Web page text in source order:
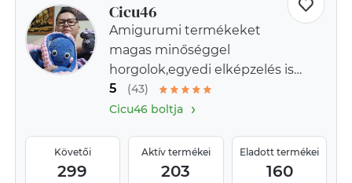
Cicu46
Amigurumi termékeket
magas minőséggel
horgolok,egyedi elképzelés is
megvalósítható.
5
(43)
Cicu46 boltja›
Követői
299
Aktív termékei
203
Eladott termékei
160